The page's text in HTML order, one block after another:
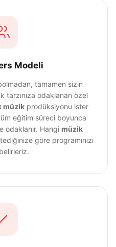
Modeli
tamamen sizin
tarzınıza odaklanan özel
müzik prodüksiyonu ister
eğitim süreci boyunca
odaklanır. Hangi müzik
göre programınızı